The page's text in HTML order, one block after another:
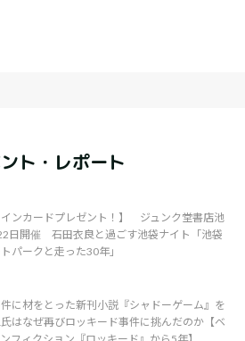
ト・レポート
インカードプレゼント！】 ジュンク堂書店池
日開催 石田衣良と過ごす池袋ナイト「池袋
パークと走った30年」
に材をとった新刊小説『シャドーゲーム』を
はなぜ再びロッキード事件に挑んだのか【ベ